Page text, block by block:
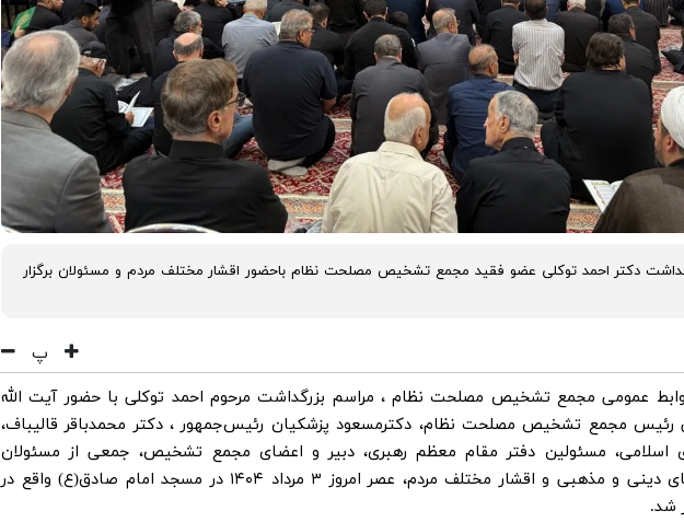
دکتر احمد توکلی عضو فقید مجمع تشخیص مصلحت نظام باحضور اقشار مختلف مردم و مسئولان برگزار
پ
عمومی مجمع تشخیص مصلحت نظام ، مراسم بزرگداشت مرحوم احمد توکلی با حضور آیت الله
رئيس مجمع تشخیص مصلحت نظام، دکترمسعود پزشکیان رئیس‌جمهور ، دکتر محمدباقر قالیباف،
مسئولین دفتر مقام معظم رهبری، دبیر و اعضای مجمع تشخیص، جمعی از مسئولان
کشوری، شخصیت های دینی و مذهبی و اقشار مختلف مردم، عصر امروز ۳ مرداد ۱۴۰۴ در مسجد امام صادق(ع) واقع در
شد.